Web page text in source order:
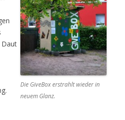
Die GiveBox erstrahlt wieder in
neuem Glanz.
Daut